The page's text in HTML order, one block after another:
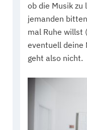
ob die Musik
jemanden
mal Ruhe willst
eventuell deine
geht also nicht.